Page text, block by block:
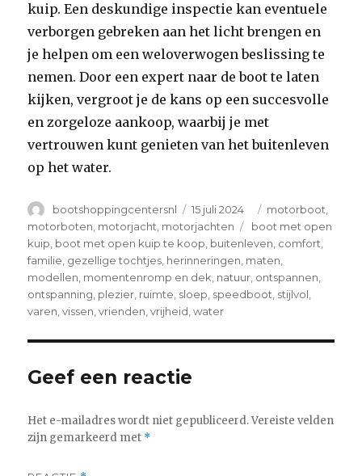
kuip. Een deskundige inspectie kan eventuele
verborgen gebreken aan het licht brengen en
je helpen om een weloverwogen beslissing te
nemen. Door een expert naar de boot te laten
kijken, vergroot je de kans op een succesvolle
en zorgeloze aankoop, waarbij je met
vertrouwen kunt genieten van het buitenleven
op het water.
Author
bootshoppingcentersnl
Posted
on
15 juli 2024 Categories
motorboot
motorboten motorjacht motorjachten Tags
boot met open
kuip boot met open kuip te koop buitenleven comfort
familie gezellige tochtjes herinneringen maten
modellen momentenromp en dek natuur ontspannen
ontspanning plezier ruimte sloep speedboot stijlvol
varen ,vissen ,vrienden ,vrijheid ,water
Geef een reactie
Het e-mailadres wordt niet gepubliceerd. Vereiste velden
zijn gemarkeerd met *